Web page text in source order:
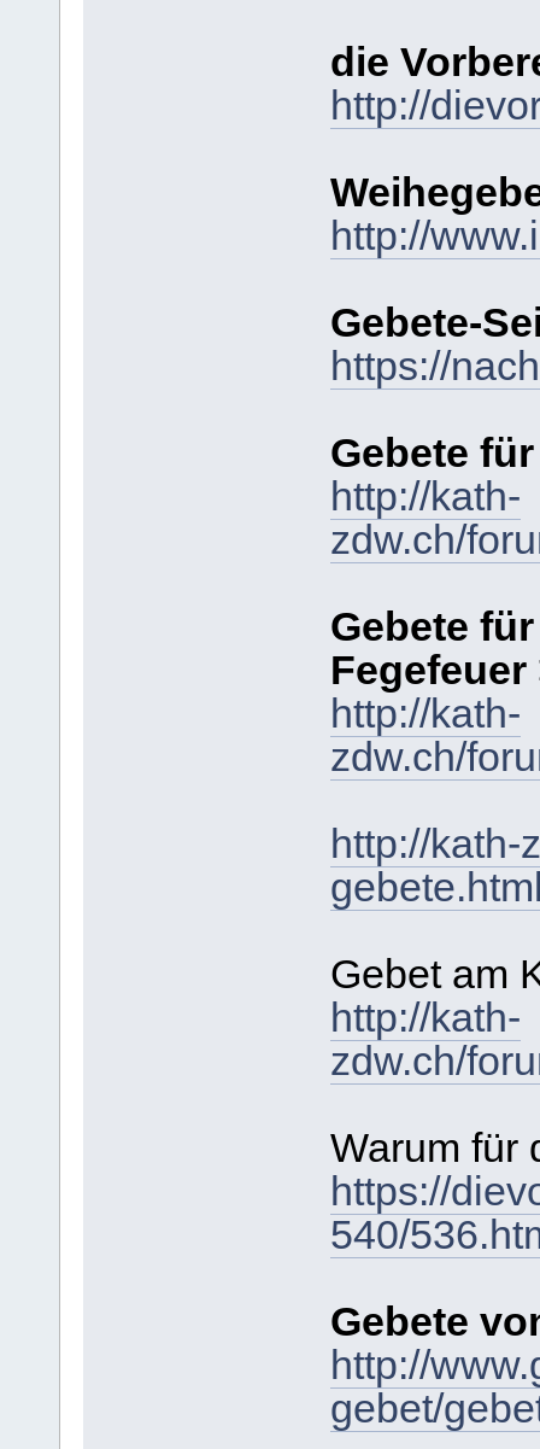
die
http://
http://
Gebete-
https://
Gebete
http://kath-
zdw.ch/
Gebete
Fegefeuer
http://kath-
zdw.ch/
http://kath-
Gebet am
http://kath-
zdw.ch/
Warum für
https://
540/
Gebete
http://
gebet/